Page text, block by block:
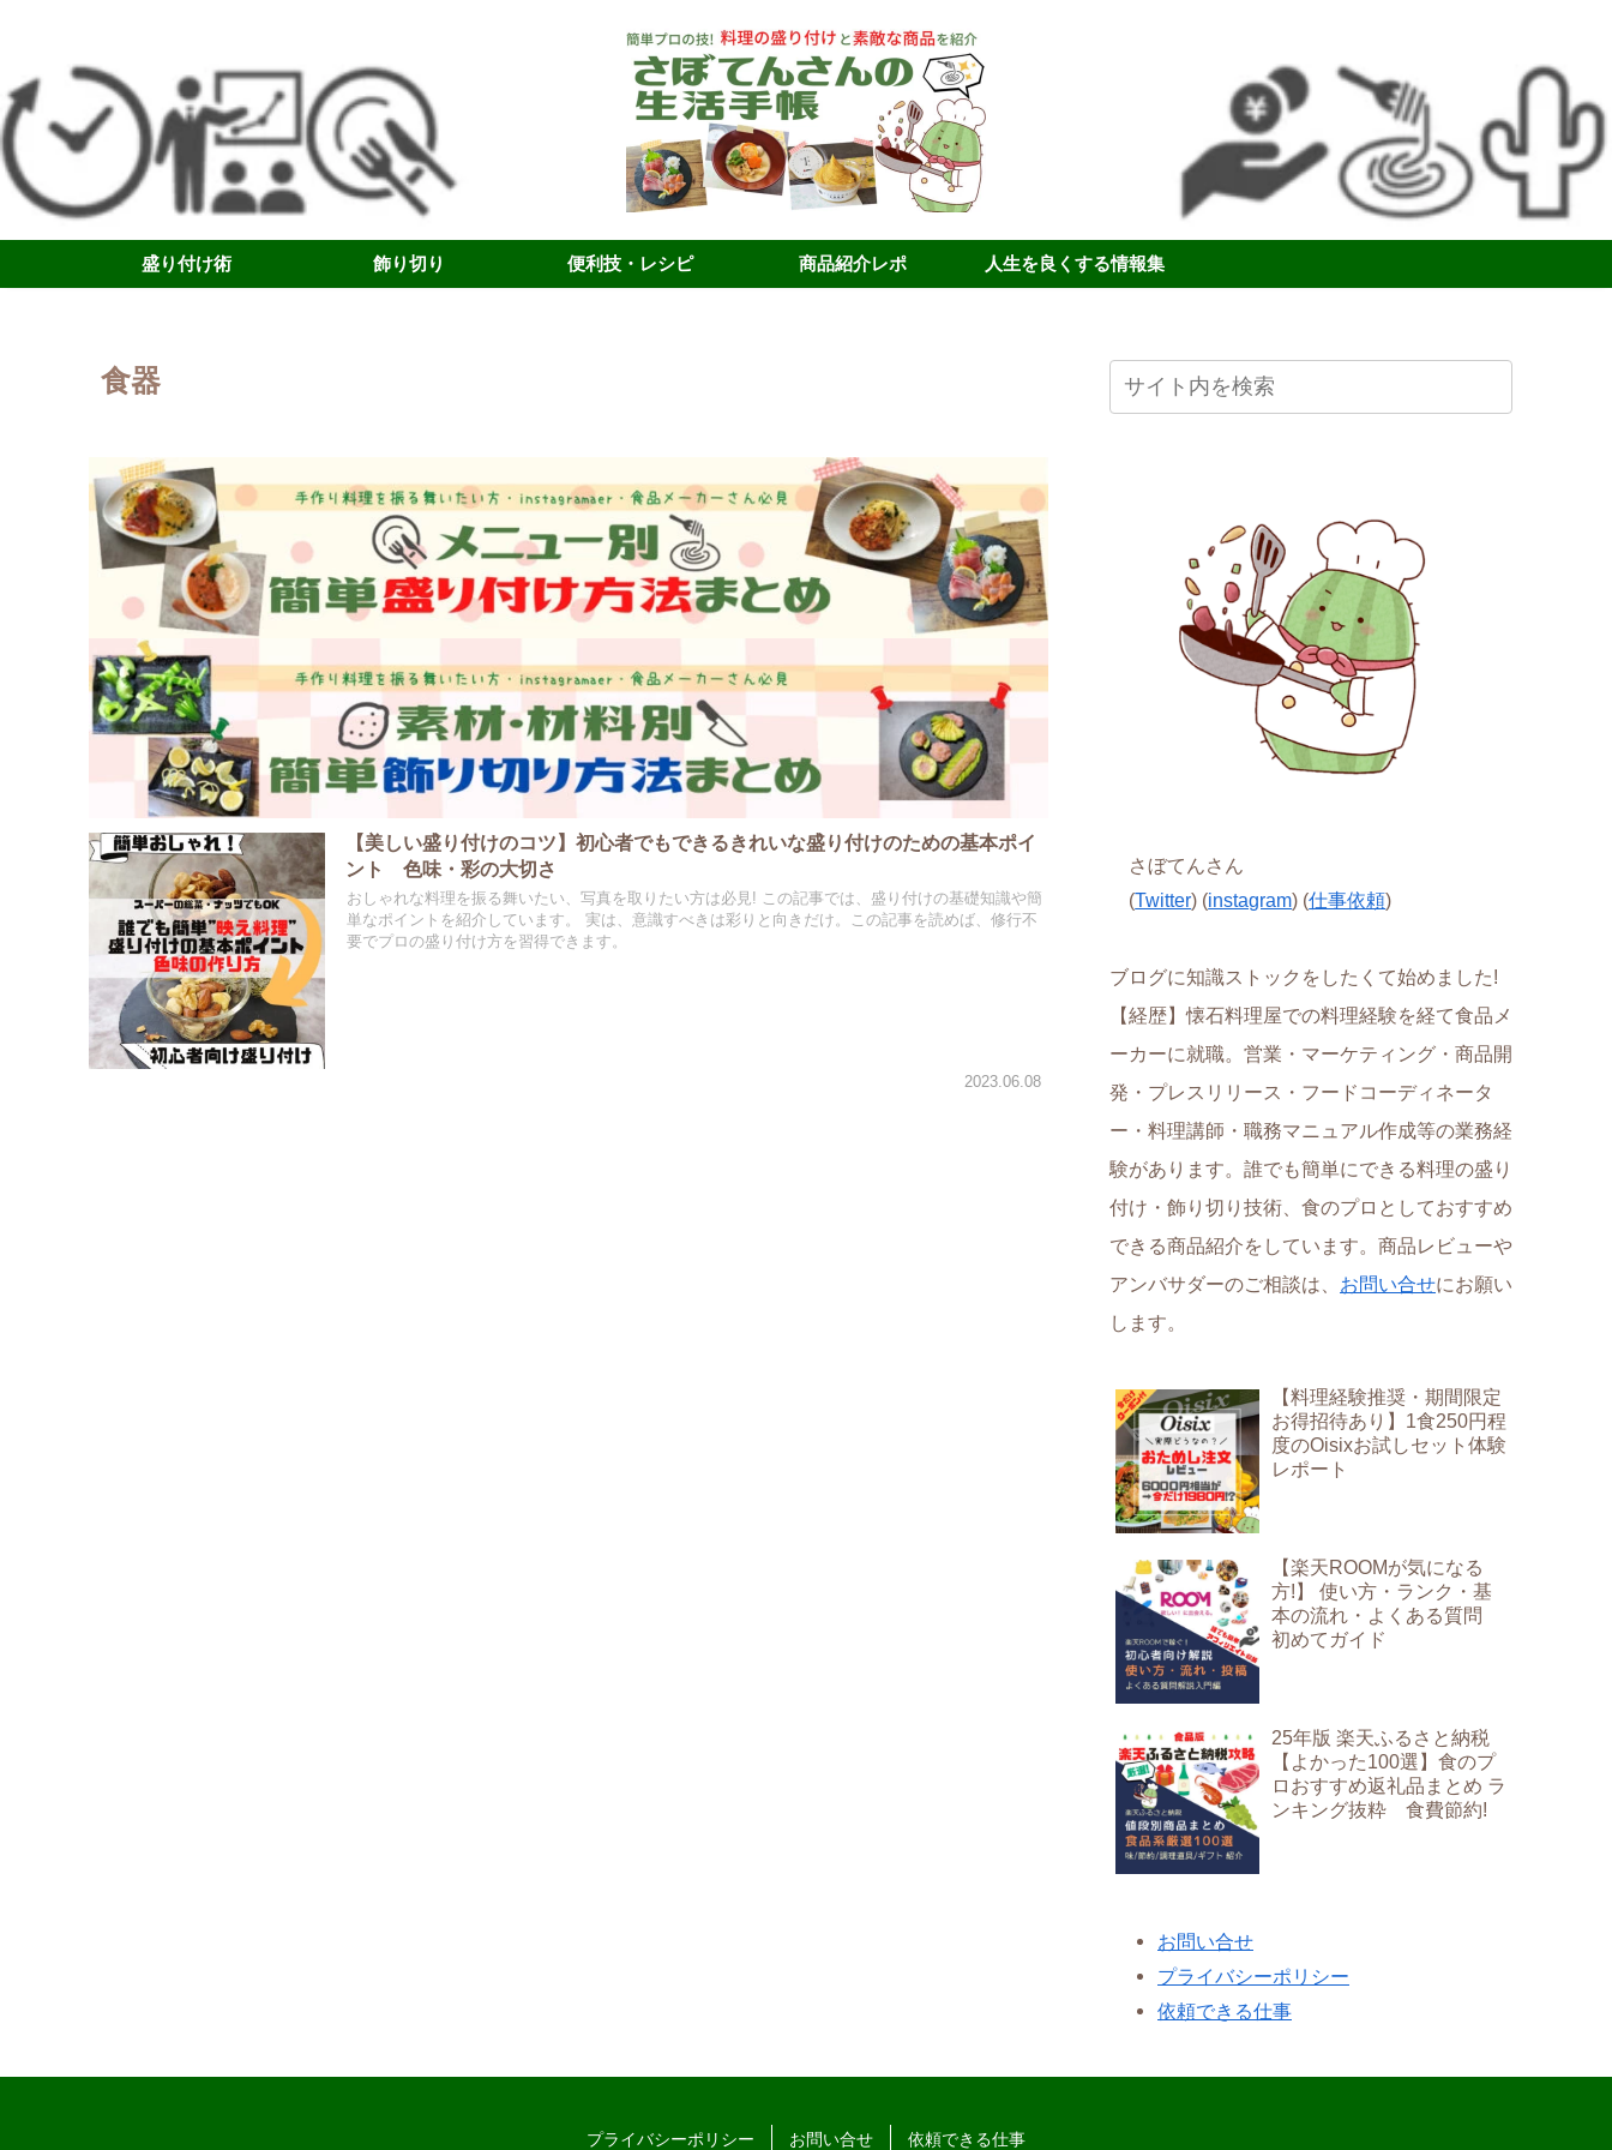
盛り付け術 飾り切り 便利技・レシピ 商品紹介レポ 人生を良くする情報集
食器
【美しい盛り付けのコツ】初心者でもできるきれいな盛り付けのための基本ポイ
ント 色味・彩の大切さ
おしゃれな料理を振る舞いたい、写真を取りたい方は必見! この記事では、盛り付けの基礎知識や簡
単なポイントを紹介しています。 実は、意識すべきは彩りと向きだけ。この記事を読めば、修行不
要でプロの盛り付け方を習得できます。
2023.06.08
さぼてんさん
(Twitter) (instagram) (仕事依頼)
ブログに知識ストックをしたくて始めました!
【経歴】懐石料理屋での料理経験を経て食品メ
ーカーに就職。営業・マーケティング・商品開
発・プレスリリース・フードコーディネータ
ー・料理講師・職務マニュアル作成等の業務経
験があります。誰でも簡単にできる料理の盛り
付け・飾り切り技術、食のプロとしておすすめ
できる商品紹介をしています。商品レビューや
アンバサダーのご相談は、
お問い合せにお願い
します。
【料理経験推奨・期間限定
お得招待あり】1食250円程
度のOisixお試しセット体験
レポート
【楽天ROOMが気になる
方!】 使い方・ランク・基
本の流れ・よくある質問
初めてガイド
25年版 楽天ふるさと納税
【よかった100選】食のプ
ロおすすめ返礼品まとめ ラ
ンキング抜粋 食費節約!
お問い合せ
プライバシーポリシー
依頼できる仕事
プライバシーポリシー お問い合せ 依頼できる仕事